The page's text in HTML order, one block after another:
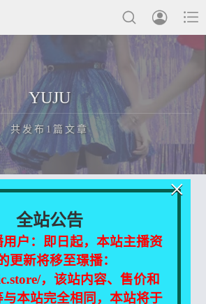



YUJU
共发布1篇文章
正在为您加载新内容
全站公告
户：即日起，本站主播资
更新将移至璟播：
，该站内容、售价和
与本站完全相同，本站将于
×